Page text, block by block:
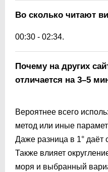
Во сколько читают
00:30 - 02:34.
Почему на других
отличается на 3–5
Вероятнее всего
метод или иные
Даже разница в 1° даёт
Также влияет
моря и выбранный